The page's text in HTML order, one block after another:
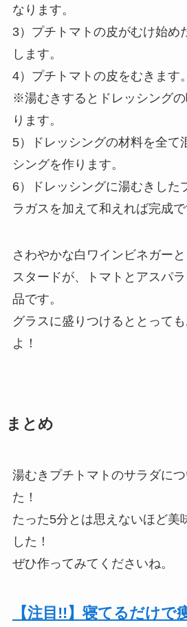
なります。
3）プチトマトの皮がむけ始め
します。
4）プチトマトの皮をむきます。
※湯むきするとドレッシング
ります。
5）ドレッシングの材料を全て
シングを作ります。
6）ドレッシングに湯むきした
ラガスを加えて和えれば完成で
さわやかな白ワインビネガー
スタードが、トマトとアスパ
品です。
グラスに盛りつけるととって
よ！
まとめ
湯むきプチトマトのサラダに
た！
たった5分とは思えないほど美
した！
ぜひ作ってみてくださいね。
【注目!!】寝てるだけで